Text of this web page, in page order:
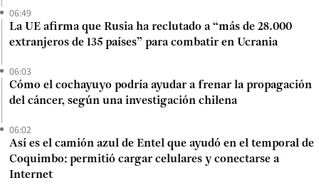
06:49
La UE afirma que Rusia ha reclutado a “más de 28.000
extranjeros de 135 países” para combatir en Ucrania
06:03
Cómo el cochayuyo podría ayudar a frenar la propagación
del cáncer, según una investigación chilena
06:02
Así es el camión azul de Entel que ayudó en el temporal de
Coquimbo: permitió cargar celulares y conectarse a
Internet